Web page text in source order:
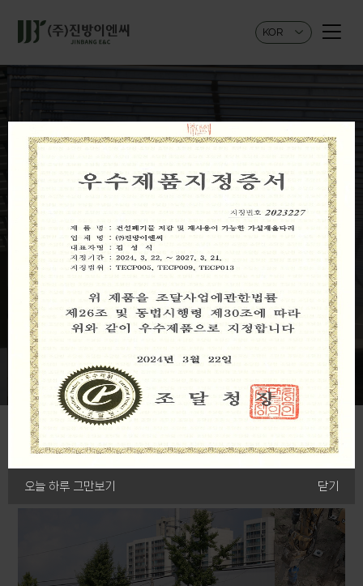
오늘 하루 그만보기 닫기
KOR
경관시설물 전문기업
(주)진방이엔씨
회사소개 바로가기
TEC가설 방음벽